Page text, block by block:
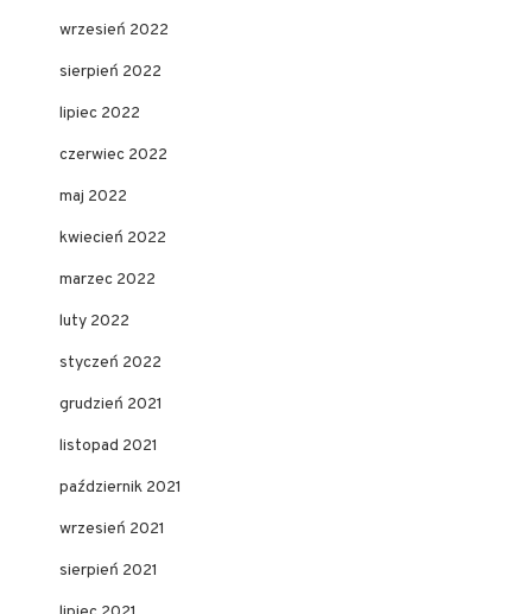
wrzesień 2022
sierpień 2022
lipiec 2022
czerwiec 2022
maj 2022
kwiecień 2022
marzec 2022
luty 2022
styczeń 2022
grudzień 2021
listopad 2021
październik 2021
wrzesień 2021
sierpień 2021